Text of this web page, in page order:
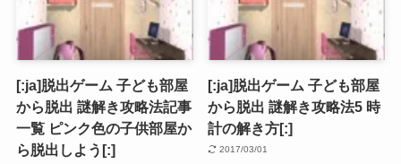
[:ja]脱出ゲーム 子ども部屋
から脱出 謎解き攻略法記事
一覧 ピンク色の子供部屋か
ら脱出しよう[:]
[:ja]脱出ゲーム 子ども部屋
から脱出 謎解き攻略法5 時
計の解き方[:]
2017/03/01